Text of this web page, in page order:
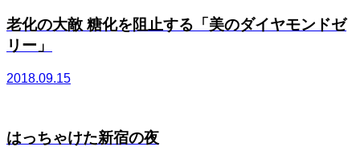
老化の大敵 糖化を阻止する「美のダイヤモンドゼ
リー」
2018.09.15
はっちゃけた新宿の夜